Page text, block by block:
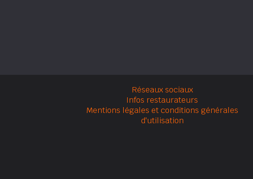
Réseaux sociaux
Infos restaurateurs
Mentions légales et conditions générales
d'utilisation